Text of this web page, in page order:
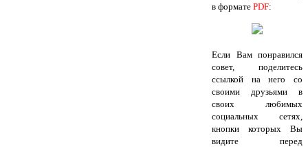
в формате PDF:
Если Вам понравился
совет, поделитесь
ссылкой на него со
своими друзьями в
своих любимых
социальных сетях,
кнопки которых Вы
видите перед